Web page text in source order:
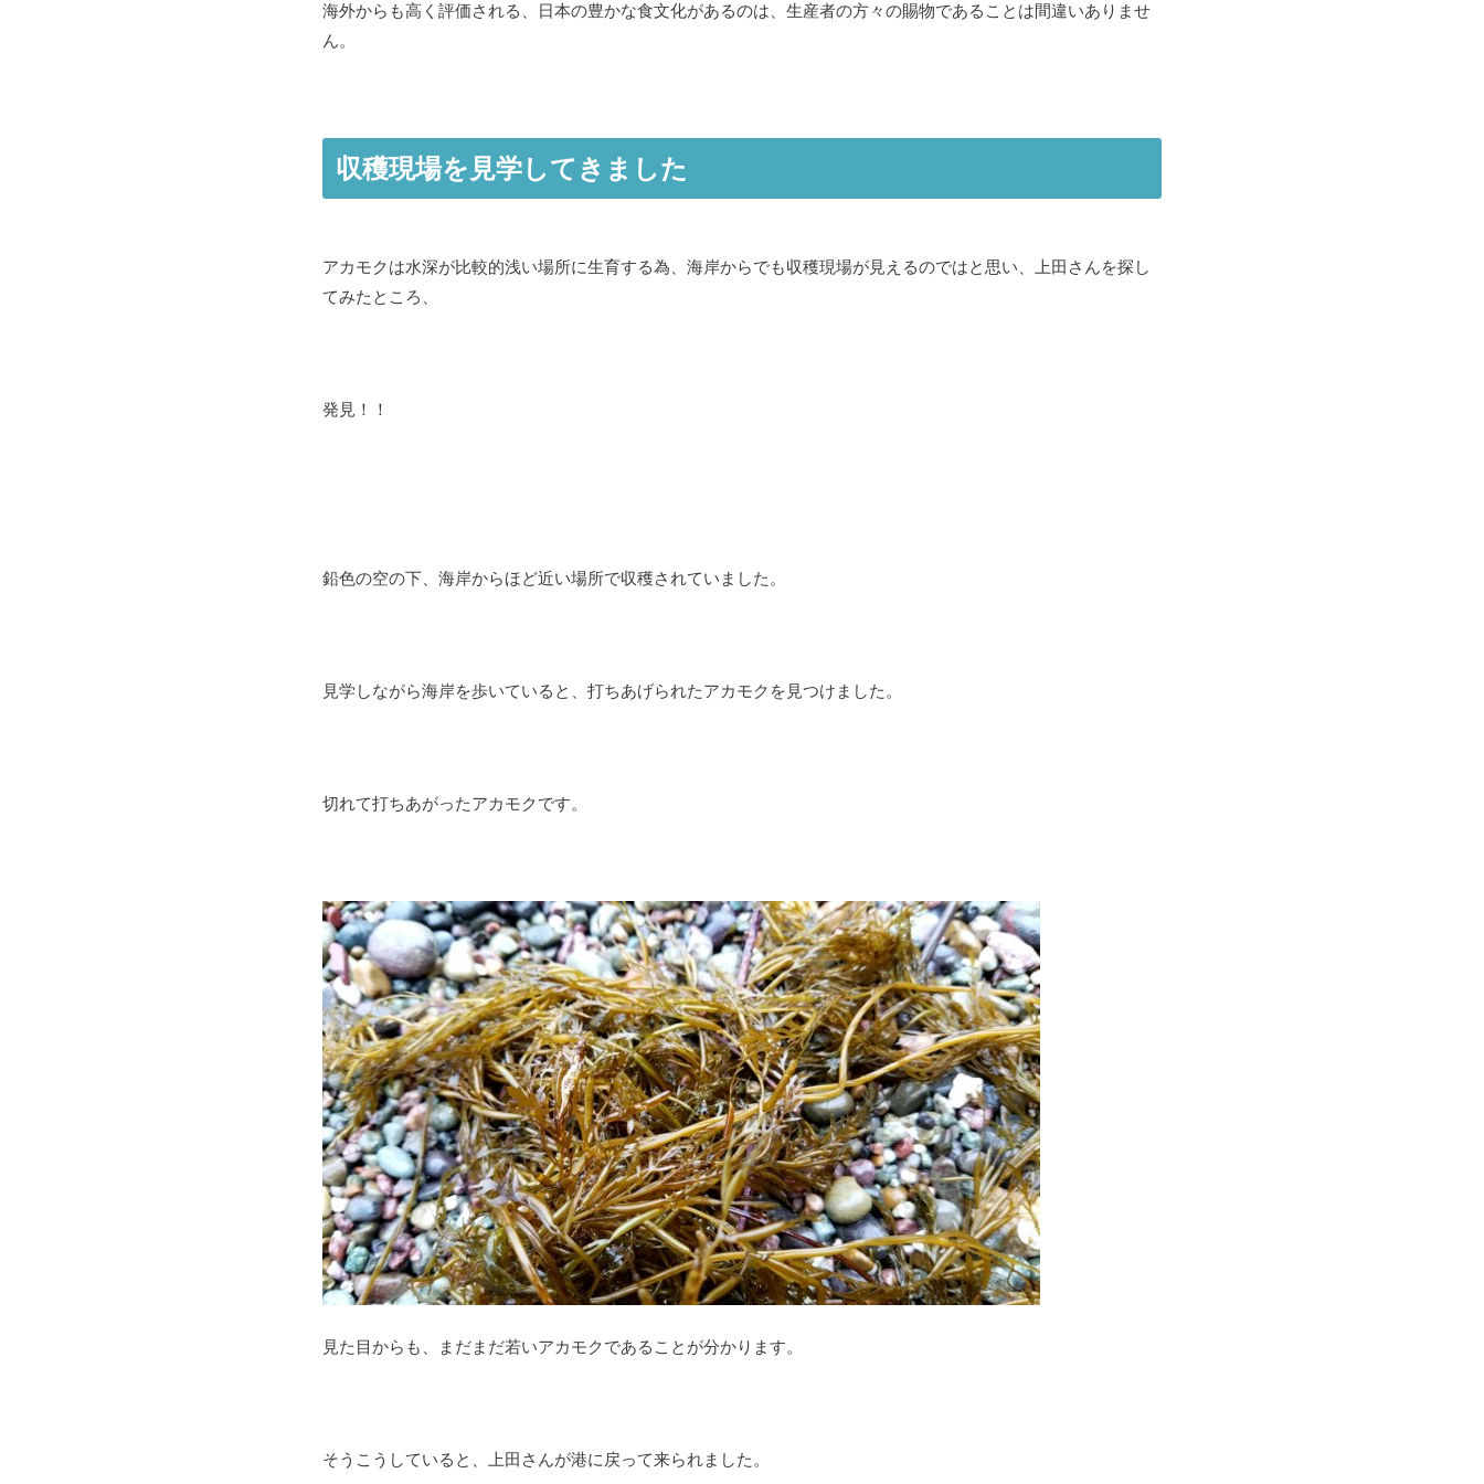
海外からも高く評価される、日本の豊かな食文化があるのは、生産者の方々の賜物であることは間違いありませ
ん。
収穫現場を見学してきました
アカモクは水深が比較的浅い場所に生育する為、海岸からでも収穫現場が見えるのではと思い、上田さんを探し
てみたところ、
発見！！
鉛色の空の下、海岸からほど近い場所で収穫されていました。
見学しながら海岸を歩いていると、打ちあげられたアカモクを見つけました。
切れて打ちあがったアカモクです。
見た目からも、まだまだ若いアカモクであることが分かります。
そうこうしていると、上田さんが港に戻って来られました。